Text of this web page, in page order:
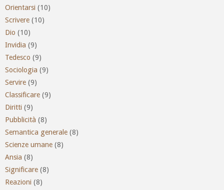
Orientarsi (10)
Scrivere (10)
Dio (10)
Invidia (9)
Tedesco (9)
Sociologia (9)
Servire (9)
Classificare (9)
Diritti (9)
Pubblicità (8)
Semantica generale (8)
Scienze umane (8)
Ansia (8)
Significare (8)
Reazioni (8)